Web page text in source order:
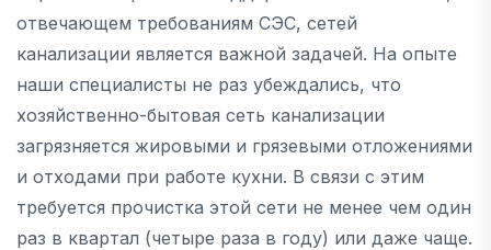
отвечающем требованиям СЭС, сетей
канализации является важной задачей. На опыте
наши специалисты не раз убеждались, что
хозяйственно-бытовая сеть канализации
загрязняется жировыми и грязевыми отложениями
и отходами при работе кухни. В связи с этим
требуется прочистка этой сети не менее чем один
раз в квартал (четыре раза в году) или даже чаще.